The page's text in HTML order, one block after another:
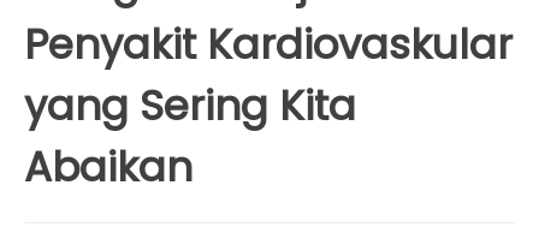
Penyakit Kardiovaskular
yang Sering Kita
Abaikan